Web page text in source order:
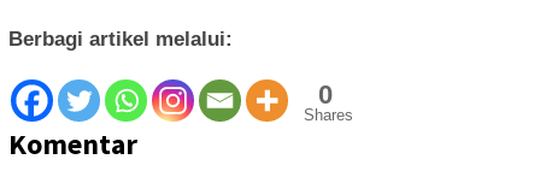
Berbagi artikel melalui:
0
Shares
Komentar